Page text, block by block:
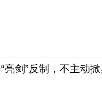
亮剑”反制，不主动